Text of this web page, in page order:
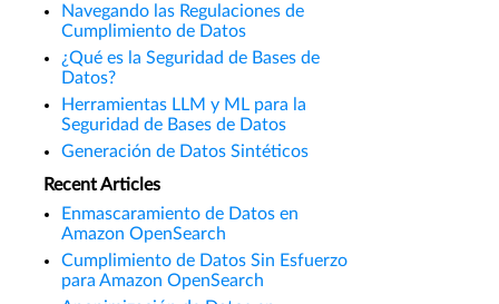
Navegando las Regulaciones de
Cumplimiento de Datos
¿Qué es la Seguridad de Bases de
Datos?
Herramientas LLM y ML para la
Seguridad de Bases de Datos
Generación de Datos Sintéticos
Recent Articles
Enmascaramiento de Datos en
Amazon OpenSearch
Cumplimiento de Datos Sin Esfuerzo
para Amazon OpenSearch